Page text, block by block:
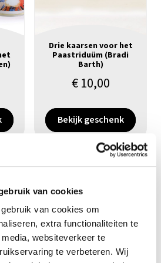
van cookies
van cookies om
extra functionaliteiten te
websiteverkeer te
te verbeteren. Wij
Drie kaarsen voor het
Paastriduüm (Bradi
Barth)
€10,00
Bekijk geschenk